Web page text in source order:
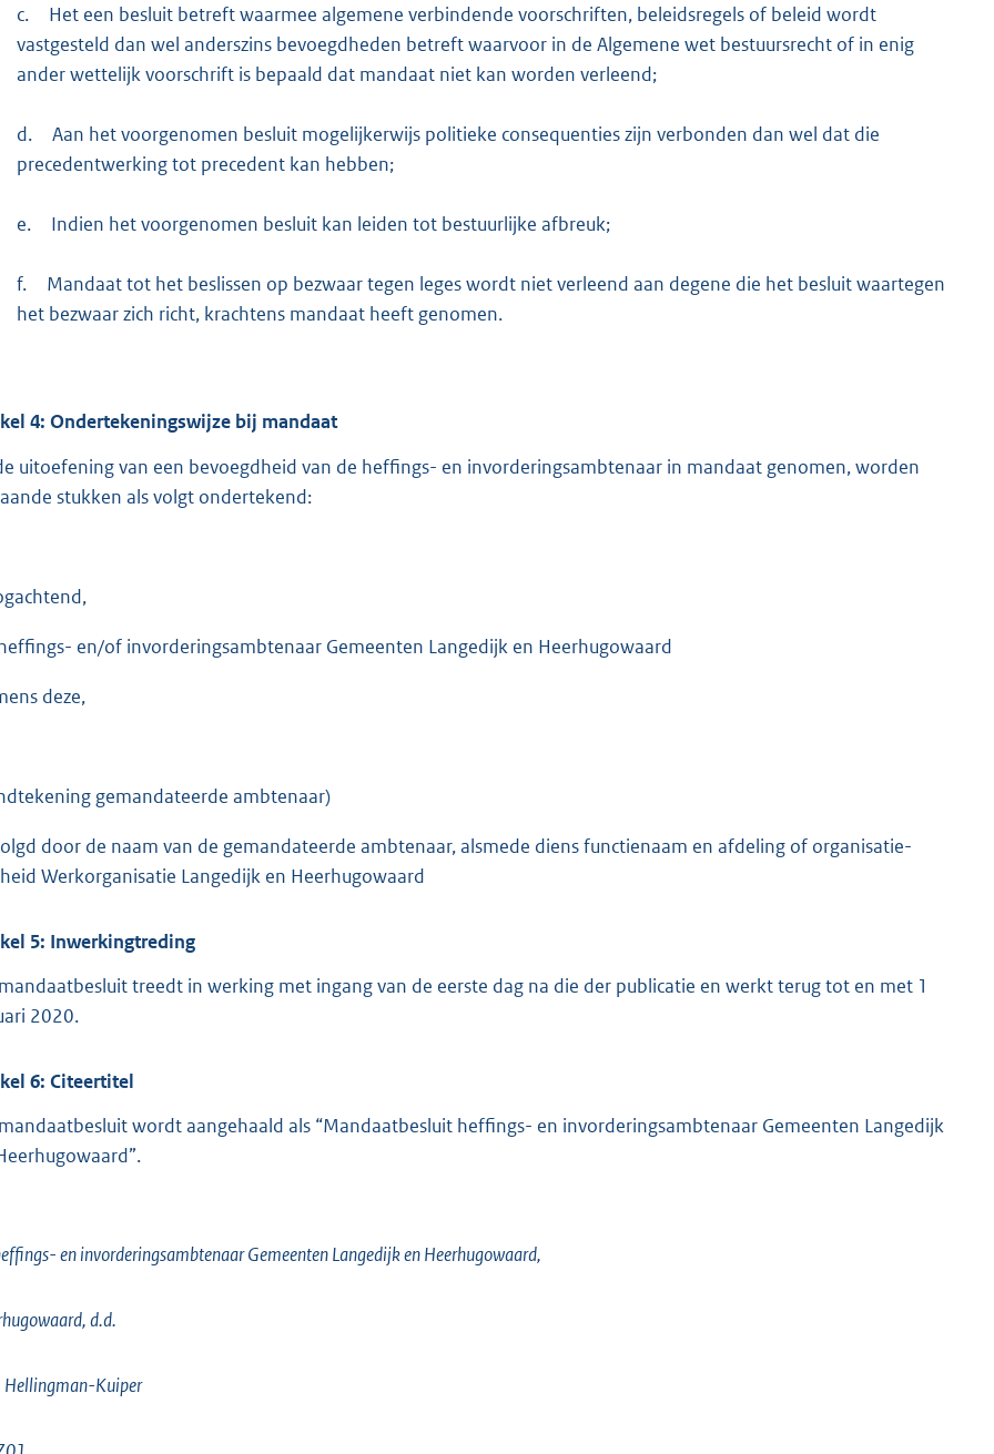
c.
Het een besluit betreft waarmee algemene verbindende voorschriften, beleidsregels of beleid wordt
vastgesteld dan wel anderszins bevoegdheden betreft waarvoor in de Algemene wet bestuursrecht of in enig
ander wettelijk voorschrift is bepaald dat mandaat niet kan worden verleend;
d.
Aan het voorgenomen besluit mogelijkerwijs politieke consequenties zijn verbonden dan wel dat die
precedentwerking tot precedent kan hebben;
e. Indien het voorgenomen besluit kan leiden tot bestuurlijke afbreuk;
f.
Mandaat tot het beslissen op bezwaar tegen leges wordt niet verleend aan degene die het besluit waartegen
het bezwaar zich richt, krachtens mandaat heeft genomen.
4: Ondertekeningswijze bij mandaat
uitoefening van een bevoegdheid van de heffings- en invorderingsambtenaar in mandaat genomen, worden
stukken als volgt ondertekend:
en/of invorderingsambtenaar Gemeenten Langedijk en Heerhugowaard
deze,
gemandateerde ambtenaar)
door de naam van de gemandateerde ambtenaar, alsmede diens functienaam en afdeling of organisatie-
Werkorganisatie Langedijk en Heerhugowaard
5: Inwerkingtreding
treedt in werking met ingang van de eerste dag na die der publicatie en werkt terug tot en met 1
2020.
6: Citeertitel
wordt aangehaald als “Mandaatbesluit heffings- en invorderingsambtenaar Gemeenten Langedijk
en invorderingsambtenaar Gemeenten Langedijk en Heerhugowaard,
d.d.
Hellingman-Kuiper